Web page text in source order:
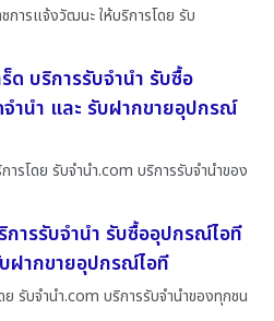
การแจ้งวัฒนะ ให้บริการโดย รับ
ด บริการรับจำนำ รับซื้อ
ำนำ และ รับฝากขายอุปกรณ์
ารโดย รับจํานํา.com บริการรับจำนำของ
ารรับจำนำ รับซื้ออุปกรณ์ไอที
ฝากขายอุปกรณ์ไอที
รับจํานํา.com บริการรับจำนำของทุกชน